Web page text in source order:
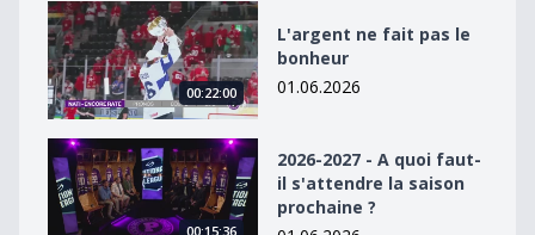
L&#039;argent ne fait pas le bonheur
00:22:00
L'argent ne fait pas le
bonheur
01.06.2026
2026-2027 - A quoi faut-il s&#039;attendre la saison
00:15:36
2026-2027 - A quoi faut-
il s'attendre la saison
prochaine ?